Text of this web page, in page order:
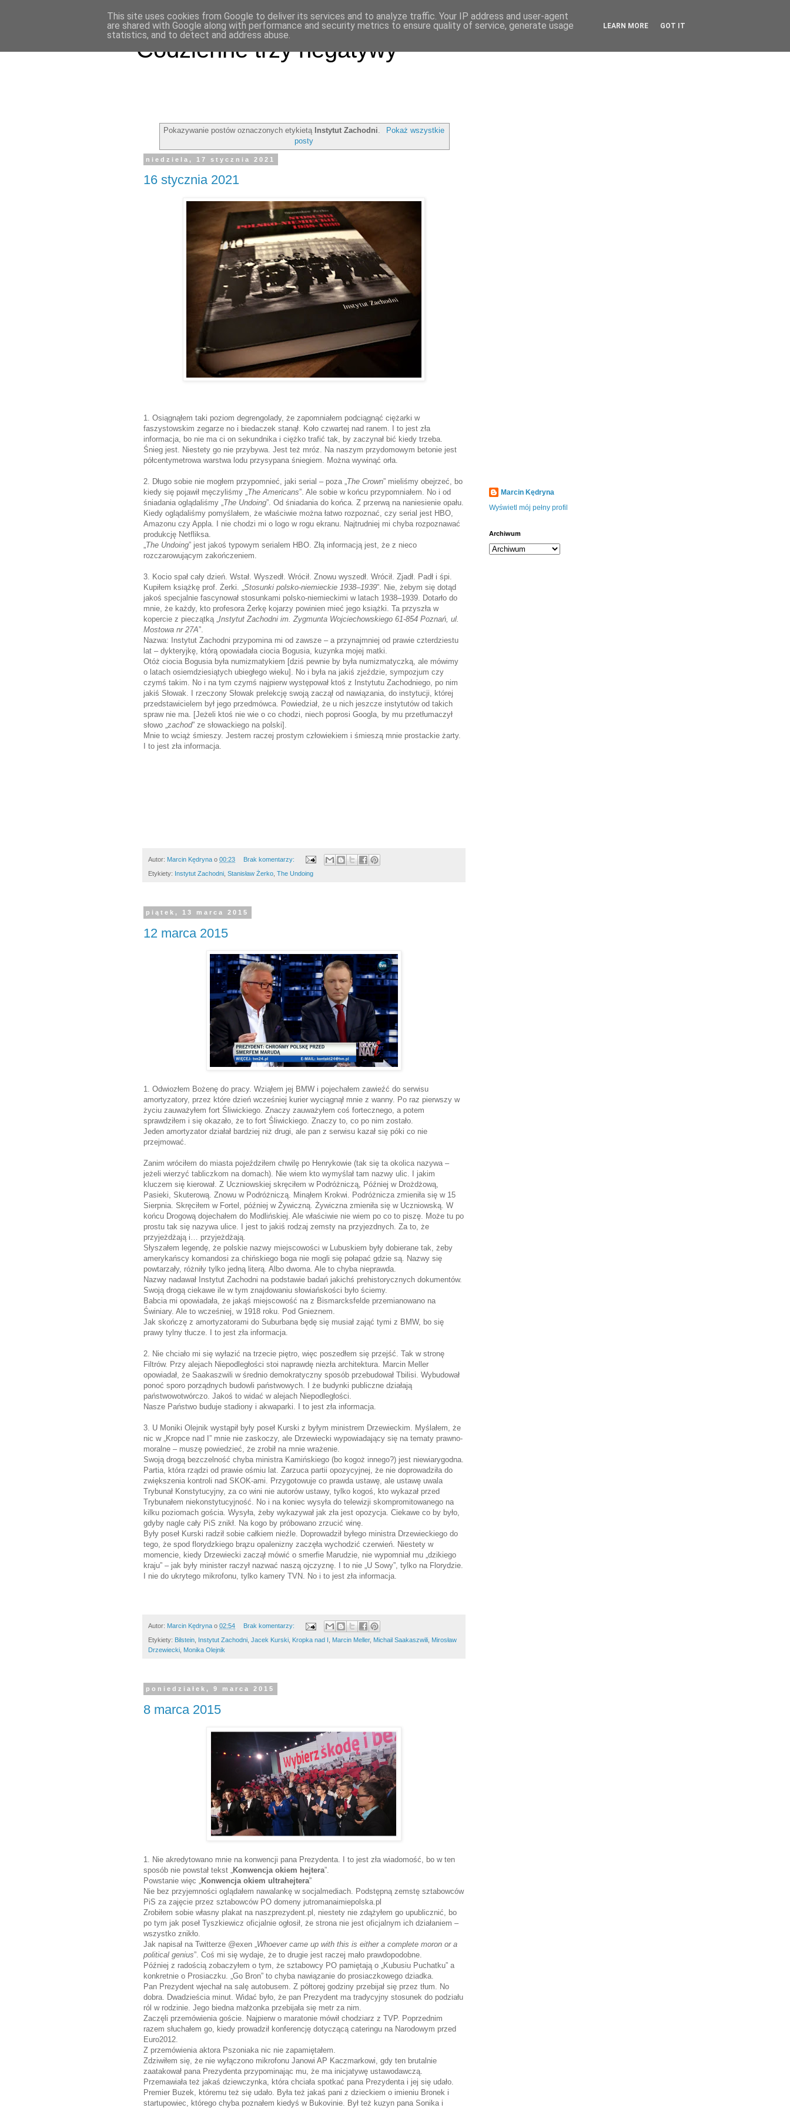
Codzienne trzy negatywy
Pokazywanie postów oznaczonych etykietą Instytut Zachodni
Pokaż wszystkie
posty
niedziela, 17 stycznia 2021
16 stycznia 2021
1. Osiągnąłem taki poziom degrengolady, że zapomniałem podciągnąć ciężarki w
faszystowskim zegarze no i biedaczek stanął. Koło czwartej nad ranem. I to jest zła
informacja, bo nie ma ci on sekundnika i ciężko trafić tak, by zaczynał bić kiedy trzeba.
Śnieg jest. Niestety go nie przybywa. Jest też mróz. Na naszym przydomowym betonie jest
półcentymetrowa warstwa lodu przysypana śniegiem. Można wywinąć orła.
2. Długo sobie nie mogłem przypomnieć, jaki serial – poza „ The Crown” mieliśmy obejrzeć, bo
kiedy się pojawił męczyliśmy „ The Americans”. Ale sobie w końcu przypomniałem. No i od
śniadania oglądaliśmy „ The Undoing”. Od śniadania do końca. Z przerwą na naniesienie opału.
Kiedy oglądaliśmy pomyślałem, że właściwie można łatwo rozpoznać, czy serial jest HBO,
Amazonu czy Appla. I nie chodzi mi o logo w rogu ekranu. Najtrudniej mi chyba rozpoznawać
produkcję Netfliksa.
The Undoing” jest jakoś typowym serialem HBO. Złą informacją jest, że z nieco
rozczarowującym zakończeniem.
3. Kocio spał cały dzień. Wstał. Wyszedł. Wrócił. Znowu wyszedł. Wrócił. Zjadł. Padł i śpi.
Kupiłem książkę prof. Żerki. „ Stosunki polsko-niemieckie 1938–1939”. Nie, żebym się dotąd
jakoś specjalnie fascynował stosunkami polsko-niemieckimi w latach 1938–1939. Dotarło do
mnie, że każdy, kto profesora Żerkę kojarzy powinien mieć jego książki. Ta przyszła w
kopercie z pieczątką „ Instytut Zachodni im. Zygmunta Wojciechowskiego 61-854 Poznań, ul.
Mostowa nr 27A”.
Nazwa: Instytut Zachodni przypomina mi od zawsze – a przynajmniej od prawie czterdziestu
lat – dykteryjkę, którą opowiadała ciocia Bogusia, kuzynka mojej matki.
Otóż ciocia Bogusia była numizmatykiem [dziś pewnie by była numizmatyczką, ale mówimy
o latach osiemdziesiątych ubiegłego wieku]. No i była na jakiś zjeździe, sympozjum czy
czymś takim. No i na tym czymś najpierw występował ktoś z Instytutu Zachodniego, po nim
jakiś Słowak. I rzeczony Słowak prelekcję swoją zaczął od nawiązania, do instytucji, której
przedstawicielem był jego przedmówca. Powiedział, że u nich jeszcze instytutów od takich
spraw nie ma. [Jeżeli ktoś nie wie o co chodzi, niech poprosi Googla, by mu przetłumaczył
słowo „zachod” ze słowackiego na polski].
Mnie to wciąż śmieszy. Jestem raczej prostym człowiekiem i śmieszą mnie prostackie żarty.
I to jest zła informacja.
Autor: Marcin Kędryna o 00:23 Brak komentarzy:
Etykiety: Instytut Zachodni Stanisław Żerko The Undoing
piątek, 13 marca 2015
12 marca 2015
1. Odwiozłem Bożenę do pracy. Wziąłem jej BMW i pojechałem zawieźć do serwisu
amortyzatory, przez które dzień wcześniej kurier wyciągnął mnie z wanny. Po raz pierwszy w
życiu zauważyłem fort Śliwickiego. Znaczy zauważyłem coś fortecznego, a potem
sprawdziłem i się okazało, że to fort Śliwickiego. Znaczy to, co po nim zostało.
Jeden amortyzator działał bardziej niż drugi, ale pan z serwisu kazał się póki co nie
przejmować.
Zanim wróciłem do miasta pojeździłem chwilę po Henrykowie (tak się ta okolica nazywa –
jeżeli wierzyć tabliczkom na domach). Nie wiem kto wymyślał tam nazwy ulic. I jakim
kluczem się kierował. Z Uczniowskiej skręciłem w Podróżniczą, Później w Drożdżową,
Pasieki, Skuterową. Znowu w Podróżniczą. Minąłem Krokwi. Podróżnicza zmieniła się w 15
Sierpnia. Skręciłem w Fortel, później w Żywiczną. Żywiczna zmieniła się w Uczniowską. W
końcu Drogową dojechałem do Modlińskiej. Ale właściwie nie wiem po co to piszę. Może tu po
prostu tak się nazywa ulice. I jest to jakiś rodzaj zemsty na przyjezdnych. Za to, że
przyjeżdżają i… przyjeżdżają.
Słyszałem legendę, że polskie nazwy miejscowości w Lubuskiem były dobierane tak, żeby
amerykańscy komandosi za chińskiego boga nie mogli się połapać gdzie są. Nazwy się
powtarzały, różniły tylko jedną literą. Albo dwoma. Ale to chyba nieprawda.
Nazwy nadawał Instytut Zachodni na podstawie badań jakichś prehistorycznych dokumentów.
Swoją drogą ciekawe ile w tym znajdowaniu słowiańskości było ściemy.
Babcia mi opowiadała, że jakąś miejscowość na z Bismarcksfelde przemianowano na
Świniary. Ale to wcześniej, w 1918 roku. Pod Gnieznem.
Jak skończę z amortyzatorami do Suburbana będę się musiał zająć tymi z BMW, bo się
prawy tylny tłucze. I to jest zła informacja.
2. Nie chciało mi się wyłazić na trzecie piętro, więc poszedłem się przejść. Tak w stronę
Filtrów. Przy alejach Niepodległości stoi naprawdę niezła architektura. Marcin Meller
opowiadał, że Saakaszwili w średnio demokratyczny sposób przebudował Tbilisi. Wybudował
ponoć sporo porządnych budowli państwowych. I że budynki publiczne działają
państwowotwórczo. Jakoś to widać w alejach Niepodległości.
Nasze Państwo buduje stadiony i akwaparki. I to jest zła informacja.
3. U Moniki Olejnik wystąpił były poseł Kurski z byłym ministrem Drzewieckim. Myślałem, że
nic w „Kropce nad I” mnie nie zaskoczy, ale Drzewiecki wypowiadający się na tematy prawno-
moralne – muszę powiedzieć, że zrobił na mnie wrażenie.
Swoją drogą bezczelność chyba ministra Kamińskiego (bo kogoż innego?) jest niewiarygodna.
Partia, która rządzi od prawie ośmiu lat. Zarzuca partii opozycyjnej, że nie doprowadziła do
zwiększenia kontroli nad SKOK-ami. Przygotowuje co prawda ustawę, ale ustawę uwala
Trybunał Konstytucyjny, za co wini nie autorów ustawy, tylko kogoś, kto wykazał przed
Trybunałem niekonstytucyjność. No i na koniec wysyła do telewizji skompromitowanego na
kilku poziomach gościa. Wysyła, żeby wykazywał jak zła jest opozycja. Ciekawe co by było,
gdyby nagle cały PiS znikł. Na kogo by próbowano zrzucić winę.
Były poseł Kurski radził sobie całkiem nieźle. Doprowadził byłego ministra Drzewieckiego do
tego, że spod florydzkiego brązu opalenizny zaczęła wychodzić czerwień. Niestety w
momencie, kiedy Drzewiecki zaczął mówić o smerfie Marudzie, nie wypomniał mu „dzikiego
kraju” – jak były minister raczył nazwać naszą ojczyznę. I to nie „U Sowy”, tylko na Florydzie.
I nie do ukrytego mikrofonu, tylko kamery TVN. No i to jest zła informacja.
Autor: Marcin Kędryna o 02:54 Brak komentarzy:
Etykiety: Bilstein Instytut Zachodni Jacek Kurski Kropka nad I Marcin Meller, Michail Saakaszwili Mirosław
Drzewiecki Monika Olejnik
poniedziałek, 9 marca 2015
8 marca 2015
1. Nie akredytowano mnie na konwencji pana Prezydenta. I to jest zła wiadomość, bo w ten
sposób nie powstał tekst „
Konwencja okiem hejtera”.
Powstanie więc „
Konwencja okiem ultrahejtera”
Nie bez przyjemności oglądałem nawalankę w socjalmediach. Podstępną zemstę sztabowców
PiS za zajęcie przez sztabowców PO domeny jutromanaimiepolska.pl
Zrobiłem sobie własny plakat na naszprezydent.pl, niestety nie zdążyłem go upublicznić, bo
po tym jak poseł Tyszkiewicz oficjalnie ogłosił, że strona nie jest oficjalnym ich działaniem –
wszystko znikło.
Jak napisał na Twitterze @exen „ Whoever came up with this is either a complete moron or a
political genius”. Coś mi się wydaje, że to drugie jest raczej mało prawdopodobne.
Później z radością zobaczyłem o tym, że sztabowcy PO pamiętają o „Kubusiu Puchatku” a
konkretnie o Prosiaczku. „Go Bron” to chyba nawiązanie do prosiaczkowego dziadka.
Pan Prezydent wjechał na salę autobusem. Z półtorej godziny przebijał się przez tłum. No
dobra. Dwadzieścia minut. Widać było, że pan Prezydent ma tradycyjny stosunek do podziału
ról w rodzinie. Jego biedna małżonka przebijała się metr za nim.
Zaczęli przemówienia goście. Najpierw o maratonie mówił chodziarz z TVP. Poprzednim
razem słuchałem go, kiedy prowadził konferencję dotyczącą cateringu na Narodowym przed
Euro2012.
Z przemówienia aktora Pszoniaka nic nie zapamiętałem.
Zdziwiłem się, że nie wyłączono mikrofonu Janowi AP Kaczmarkowi, gdy ten brutalnie
zaatakował pana Prezydenta przypominając mu, że ma inicjatywę ustawodawczą.
Przemawiała też jakaś dziewczynka, która chciała spotkać pana Prezydenta i jej się udało.
Premier Buzek, któremu też się udało. Była też jakaś pani z dzieckiem o imieniu Bronek i
startupowiec, którego chyba poznałem kiedyś w Bukovinie. Był też kuzyn pana Sonika i
Marcin Kędryna
Wyświetl mój pełny profil
Archiwum
This site uses cookies from Google to deliver its services and to analyze traffic. Your IP address and user-agent
are shared with Google along with performance and security metrics to ensure quality of service, generate usage
statistics, and to detect and address abuse.
LEARN MORE GOT IT